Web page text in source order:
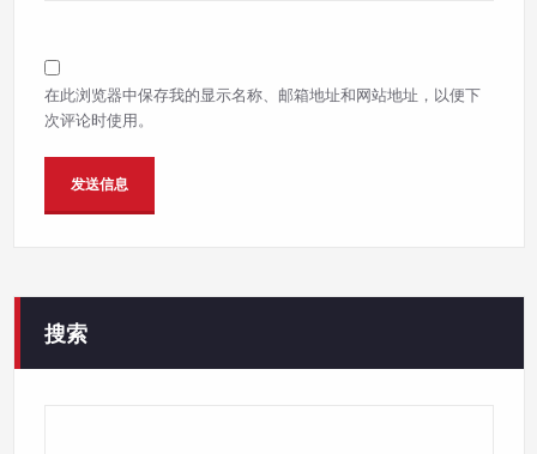
在此浏览器中保存我的显示名称、邮箱地址和网站地址，以便下
次评论时使用。
搜索